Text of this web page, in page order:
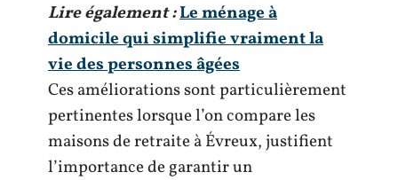
Lire également :Le ménage à
domicile qui simplifie vraiment la
vie des personnes âgées
Ces améliorations sont particulièrement
pertinentes lorsque l’on compare les
maisons de retraite à Évreux, justifient
l’importance de garantir un